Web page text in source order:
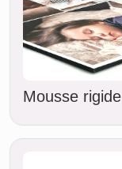
Mousse rigide